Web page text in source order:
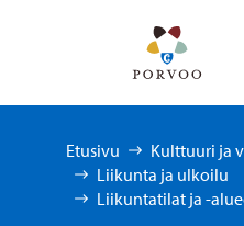
Selaa:
Etusivu
Kulttuuri ja
Liikunta ja ulkoilu
Liikuntatilat ja -